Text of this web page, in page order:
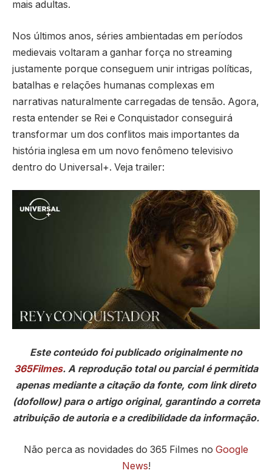
mais adultas.
Nos últimos anos, séries ambientadas em períodos
medievais voltaram a ganhar força no streaming
justamente porque conseguem unir intrigas políticas,
batalhas e relações humanas complexas em
narrativas naturalmente carregadas de tensão. Agora,
resta entender se Rei e Conquistador conseguirá
transformar um dos conflitos mais importantes da
história inglesa em um novo fenômeno televisivo
dentro do Universal+. Veja trailer:
Este conteúdo foi publicado originalmente no
365Filmes. A reprodução total ou parcial é permitida
apenas mediante a citação da fonte, com link direto
(dofollow) para o artigo original, garantindo a correta
atribuição de autoria e a credibilidade da informação.
Não perca as novidades do 365 Filmes no Google
News!